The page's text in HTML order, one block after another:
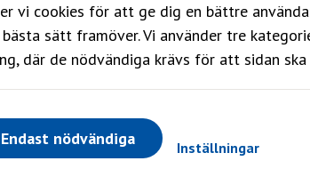
vi cookies för att ge dig en bättre
sätt framöver. Vi använder tre
där de nödvändiga krävs för att sidan
Endast nödvändiga Inställningar